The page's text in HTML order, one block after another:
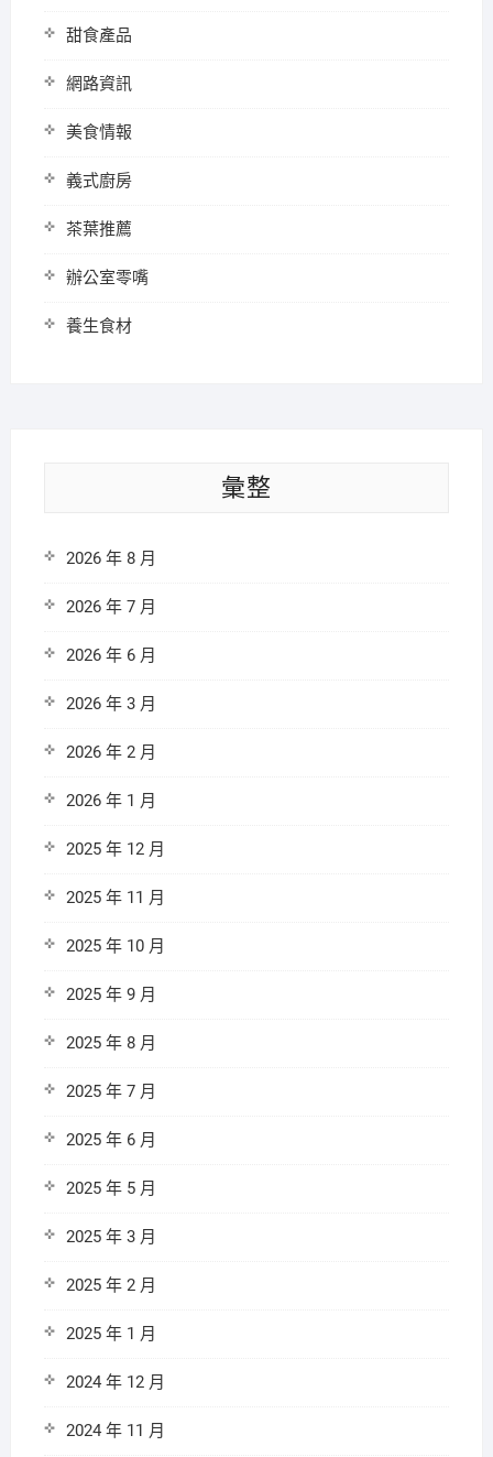
甜食產品
網路資訊
美食情報
義式廚房
茶葉推薦
辦公室零嘴
養生食材
彙整
2026 年 8 月
2026 年 7 月
2026 年 6 月
2026 年 3 月
2026 年 2 月
2026 年 1 月
2025 年 12 月
2025 年 11 月
2025 年 10 月
2025 年 9 月
2025 年 8 月
2025 年 7 月
2025 年 6 月
2025 年 5 月
2025 年 3 月
2025 年 2 月
2025 年 1 月
2024 年 12 月
2024 年 11 月